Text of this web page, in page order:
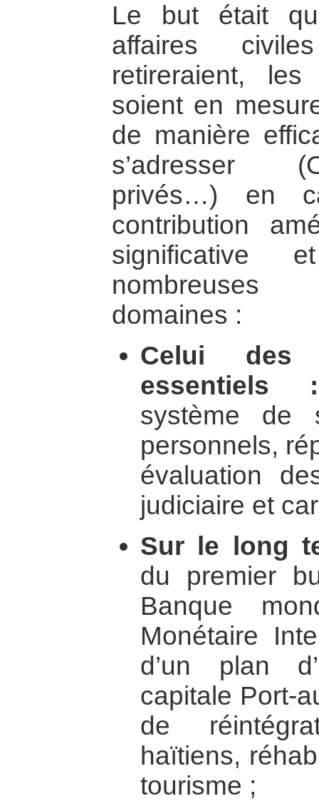
Le but était
affaires
retireraient, les
soient en
de manière
s’adresser
privés…) en
contribution
significative
domaines :
Celui des
essentiels :
système de
personnels,
évaluation
judiciaire et
Sur le long
du premier
Banque
Monétaire
d’un plan
capitale Port-
de
haïtiens,
tourisme ;